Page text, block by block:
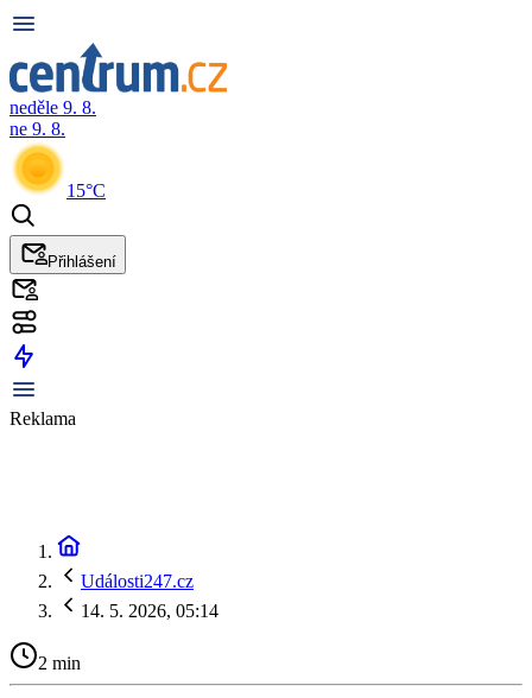
neděle 9. 8.
ne 9. 8.
15°C
Přihlášení
Reklama
Události247.cz
14. 5. 2026, 05:14
2 min